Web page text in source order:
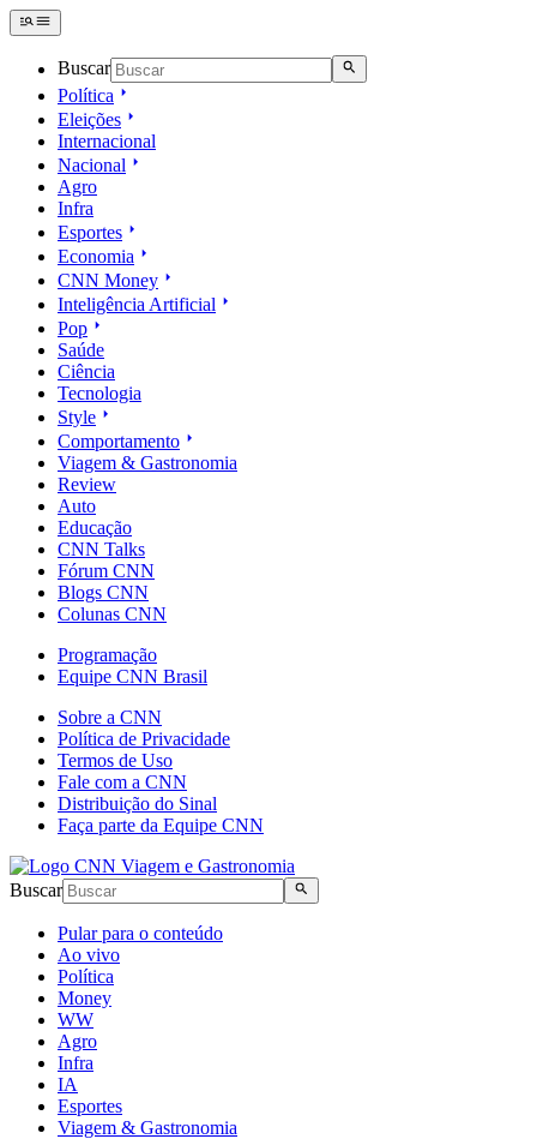
Buscar
Política
Eleições
Internacional
Nacional
Agro
Infra
Esportes
Economia
CNN Money
Inteligência Artificial
Pop
Saúde
Ciência
Tecnologia
Style
Comportamento
Viagem & Gastronomia
Review
Auto
Educação
CNN Talks
Fórum CNN
Blogs CNN
Colunas CNN
Programação
Equipe CNN Brasil
Sobre a CNN
Política de Privacidade
Termos de Uso
Fale com a CNN
Distribuição do Sinal
Faça parte da Equipe CNN
Buscar
Pular para o conteúdo
Ao vivo
Política
Money
WW
Agro
Infra
IA
Esportes
Viagem & Gastronomia